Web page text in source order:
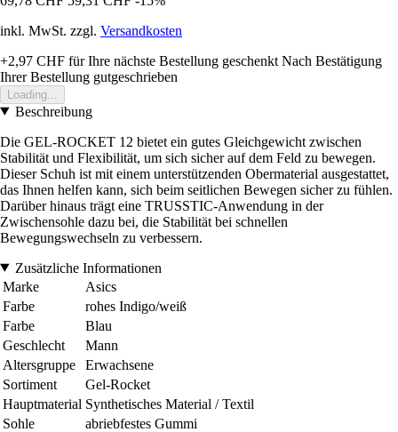
inkl. MwSt. zzgl. Versandkosten
+2,97 CHF für Ihre nächste Bestellung geschenkt Nach Bestätigung
Ihrer Bestellung gutgeschrieben
Loading...
Beschreibung
Die GEL-ROCKET 12 bietet ein gutes Gleichgewicht zwischen
Stabilität und Flexibilität, um sich sicher auf dem Feld zu bewegen.
Dieser Schuh ist mit einem unterstützenden Obermaterial ausgestattet,
das Ihnen helfen kann, sich beim seitlichen Bewegen sicher zu fühlen.
Darüber hinaus trägt eine TRUSSTIC-Anwendung in der
Zwischensohle dazu bei, die Stabilität bei schnellen
Bewegungswechseln zu verbessern.
Zusätzliche Informationen
Marke
Asics
Farbe
rohes Indigo/weiß
Farbe
Blau
Geschlecht
Mann
Altersgruppe
Erwachsene
Sortiment
Gel-Rocket
Hauptmaterial Synthetisches Material / Textil
Sohle
abriebfestes Gummi